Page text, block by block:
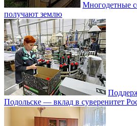
Многодетные
получают землю
Подольске — вклад в суверенитет